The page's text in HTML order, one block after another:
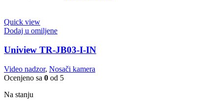
Quick view
Dodaj u omiljene
Uniview TR-JB03-I-IN
Video nadzor, Nosači kamera
Ocenjeno sa 0 od 5
Na stanju